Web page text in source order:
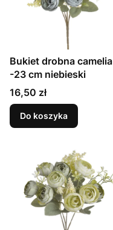
Bukiet drobna camelia
-23 cm niebieski
Cena
16,50 zł
Do koszyka